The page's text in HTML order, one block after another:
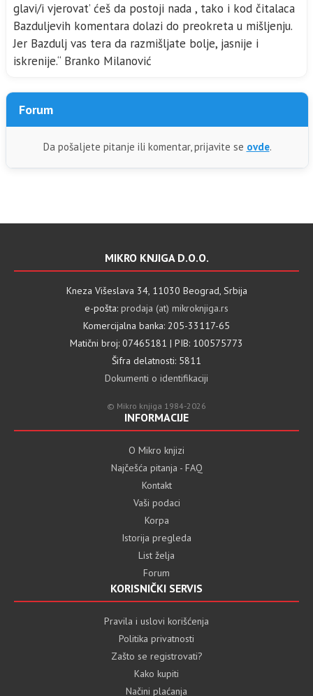
glavi/i vjerovat’ ćeš da postoji nada , tako i kod čitalaca
Bazduljevih komentara dolazi do preokreta u mišljenju.
Jer Bazdulj vas tera da razmišljate bolje, jasnije i
iskrenije.“ Branko Milanović
Forum
Da pošaljete pitanje ili komentar, prijavite se ovde.
MIKRO KNJIGA D.O.O.
Kneza Višeslava 34, 11030 Beograd, Srbija
e-pošta: prodaja (at) mikroknjiga.rs
Komercijalna banka: 205-33117-65
Matični broj: 07465181 | PIB: 100575773
Šifra delatnosti: 5811
Dokumenti o identifikaciji
© Mikro knjiga 1984-2026
INFORMACIJE
O Mikro knjizi
Najčešća pitanja - FAQ
Kontakt
Vaši podaci
Korpa
Istorija pregleda
List želja
Forum
KORISNIČKI SERVIS
Pravila i uslovi korišćenja
Politika privatnosti
Zašto se registrovati?
Kako kupiti
Načini plaćanja